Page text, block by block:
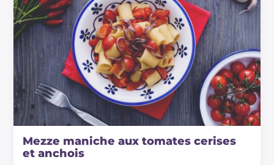
Mezze maniche aux tomates cerises
et anchois